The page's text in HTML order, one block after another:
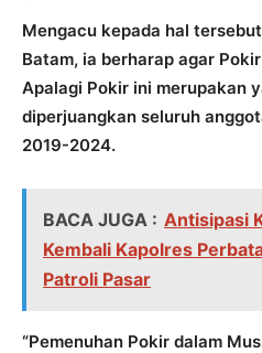
Mengacu kepada hal
Batam, ia berharap agar
Apalagi Pokir ini merupakan
diperjuangkan seluruh
2019-2024.
BACA JUGA : Antisipasi
Kembali Kapolres
Patroli Pasar
“Pemenuhan Pokir dalam